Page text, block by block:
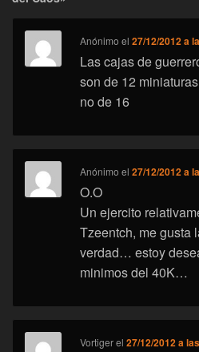
Anónimo el27/12/2012 a
Las cajas de
son de 12
no de 16
Anónimo el27/12/2012 a
O.O
Un ejercito
Tzeentch, me gusta
verdad… estoy
minimos del 40K…
Vortigerel27/12/2012 a